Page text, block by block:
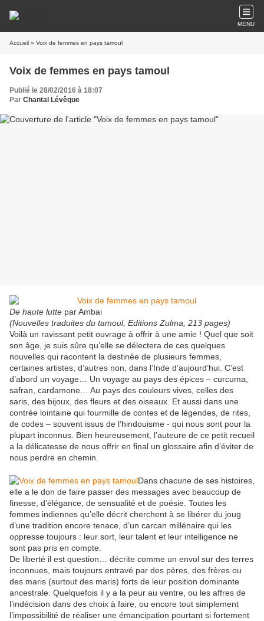
MENU
Accueil » Voix de femmes en pays tamoul
Voix de femmes en pays tamoul
Publié le 28/02/2016 à 18:07
Par Chantal Lévêque
De haute lutte par Ambai
(Nouvelles traduites du tamoul, Editions Zulma, 213 pages)
Voilà un ravissant petit ouvrage à offrir à une amie ! Quel que soit
son âge, je suis sûre qu’elle se délectera de ces quelques
nouvelles qui racontent la destinée de plusieurs femmes,
certaines artistes, d’autres non, dans l’Inde d’aujourd’hui. C’est
d’abord un voyage… Un voyage au pays des épices – curcuma,
safran, cardamone… Au pays des couleurs vives, celles des
saris, des bijoux, des fleurs et des oiseaux. Et aussi dans une
contrée lointaine qui fourmille de contes et de légendes, de rites,
de codes – souvent issus de l’hindouisme - qui nous sont pour la
plupart inconnus. Bien heureusement, l’auteure de ce petit recueil
a la délicatesse de nous offrir en final un glossaire afin d’éviter de
nous perdre en chemin.
Dans chacune de ses histoires,
elle a le don de faire passer des messages avec beaucoup de
finesse, d’élégance, de sensualité et de poésie. Toutes les
femmes indiennes qu’elle décrit cherchent à se libérer du joug
d’une tradition encore tenace, d’un carcan millénaire qui les
oppresse toujours : leur sort, leur talent et leur intelligence ne
sont pas pris en compte.
De liberté il est question… décrite comme un envol sur des terres
inconnues, mais toujours entravé par des pères, des frères ou
des maris (surtout des maris) forts de leur position dominante
ancestrale. Quelquefois il y a la peur au ventre, ou les affres de
l’indécision dans des choix à faire, ou encore tout simplement
l’impossibilité de réaliser une émancipation pourtant si fortement